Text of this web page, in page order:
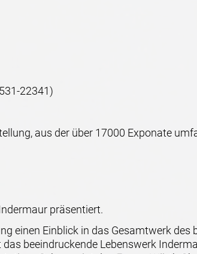
22341)
aus der über 17000 Exponate
präsentiert.
einen Einblick in das Gesamtwerk des
beeindruckende Lebenswerk